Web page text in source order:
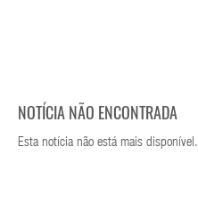
NOTÍCIA NÃO ENCONTRADA
Esta notícia não está mais disponível.